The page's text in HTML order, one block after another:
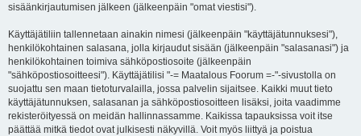
sisäänkirjautumisen jälkeen (jälkeenpäin "omat viestisi").
Käyttäjätiliin tallennetaan ainakin nimesi (jälkeenpäin "käyttäjätunnuksesi"),
henkilökohtainen salasana, jolla kirjaudut sisään (jälkeenpäin "salasanasi") ja
henkilökohtainen toimiva sähköpostiosoite (jälkeenpäin
"sähköpostiosoitteesi"). Käyttäjätilisi "-= Maatalous Foorum =-"-sivustolla on
suojattu sen maan tietoturvalailla, jossa palvelin sijaitsee. Kaikki muut tieto
käyttäjätunnuksen, salasanan ja sähköpostiosoitteen lisäksi, joita vaadimme
rekisteröityessä on meidän hallinnassamme. Kaikissa tapauksissa voit itse
päättää mitkä tiedot ovat julkisesti näkyvillä. Voit myös liittyä ja poistua